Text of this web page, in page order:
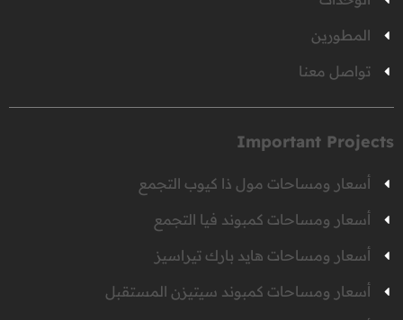
المطورين
تواصل معنا
Important Projects
أسعار ومساحات مول ذا كيوب التجمع
أسعار ومساحات كمبوند فيا التجمع
أسعار ومساحات هايد بارك تيراسيز
أسعار ومساحات كمبوند سيتيزن المستقبل